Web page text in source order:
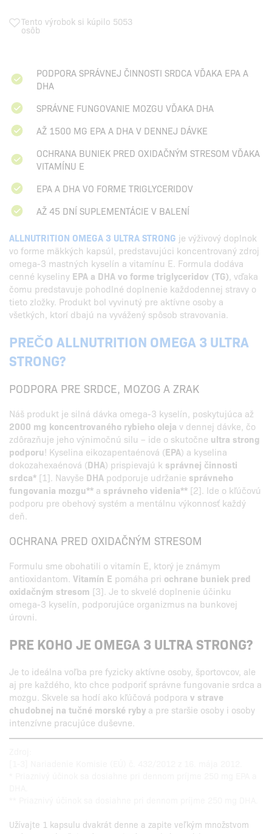
Tento výrobok si kúpilo 5053
osôb
PODPORA SPRÁVNEJ ČINNOSTI SRDCA VĎAKA EPA A
DHA
SPRÁVNE FUNGOVANIE MOZGU VĎAKA DHA
AŽ 1500 MG EPA A DHA V DENNEJ DÁVKE
OCHRANA BUNIEK PRED OXIDAČNÝM STRESOM VĎAKA
VITAMÍNU E
EPA A DHA VO FORME TRIGLYCERIDOV
AŽ 45 DNÍ SUPLEMENTÁCIE V BALENÍ
ALLNUTRITION OMEGA 3 ULTRA STRONG je výživový doplnok
vo forme mäkkých kapsúl, predstavujúci koncentrovaný zdroj
omega-3 mastných kyselín a vitamínu E. Formula dodáva
cenné kyseliny EPA a DHA vo forme triglyceridov (TG) , vďaka
čomu predstavuje pohodlné doplnenie každodennej stravy o
tieto zložky. Produkt bol vyvinutý pre aktívne osoby a
všetkých, ktorí dbajú na vyvážený spôsob stravovania.
PREČO ALLNUTRITION OMEGA 3 ULTRA
STRONG?
PODPORA PRE SRDCE, MOZOG A ZRAK
Náš produkt je silná dávka omega-3 kyselín, poskytujúca až
2000 mg koncentrovaného rybieho oleja v dennej dávke, čo
zdôrazňuje jeho výnimočnú silu – ide o skutočne ultra strong
podporu! Kyselina eikozapentaénová (EPA) a kyselina
dokozahexaénová (DHA) prispievajú k správnej činnosti
srdca* [1]. Navyše DHA podporuje udržanie správneho
fungovania mozgu** a správneho videnia** [2]. Ide o kľúčovú
podporu pre obehový systém a mentálnu výkonnosť každý
deň.
OCHRANA PRED OXIDAČNÝM STRESOM
Formulu sme obohatili o vitamín E, ktorý je známym
antioxidantom. Vitamín E pomáha pri ochrane buniek pred
oxidačným stresom [3]. Je to skvelé doplnenie účinku
omega-3 kyselín, podporujúce organizmus na bunkovej
úrovni.
PRE KOHO JE OMEGA 3 ULTRA STRONG?
Je to ideálna voľba pre fyzicky aktívne osoby, športovcov, ale
aj pre každého, kto chce podporiť správne fungovanie srdca a
mozgu. Skvele sa hodí ako kľúčová podpora v strave
chudobnej na tučné morské ryby a pre staršie osoby i osoby
intenzívne pracujúce duševne.
Užívajte 1 kapsulu dvakrát denne a zapite veľkým množstvom